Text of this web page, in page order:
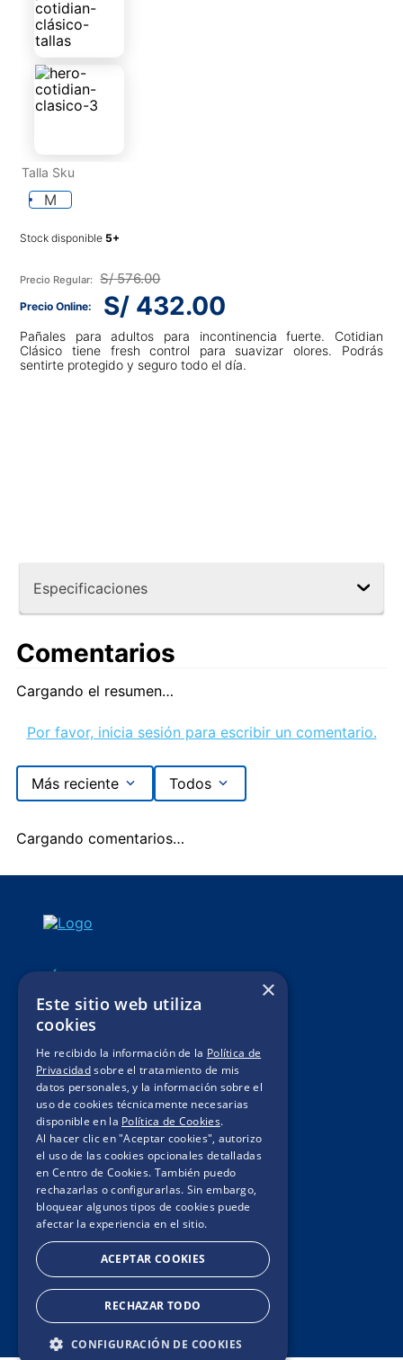
Talla Sku
M
Stock disponible
S/ 576.00
S/ 432.00
Pañales para adultos para incontinencia fuerte. Cotidian
Clásico tiene fresh control para suavizar olores. Podrás
sentirte protegido y seguro todo el día.
Especificaciones
Comentarios
Cargando el resumen…
Por favor, inicia sesión para escribir un comentario.
Más reciente Todos
Cargando comentarios…
Mis pedidos
Legales de Campaña
Contacto
Términos y condiciones
Política de privacidad
Políticas de cookies
×
Este sitio web utiliza
cookies
He recibido la información de la Política de
Privacidadsobre el tratamiento de mis
datos personales, y la información sobre el
uso de cookies técnicamente necesarias
disponible en la Política de Cookies.
Al hacer clic en "Aceptar cookies", autorizo
el uso de las cookies opcionales detalladas
en Centro de Cookies. También puedo
rechazarlas o configurarlas. Sin embargo,
bloquear algunos tipos de cookies puede
afectar la experiencia en el sitio.
ACEPTAR COOKIES
RECHAZAR TODO
CONFIGURACIÓN DE COOKIES